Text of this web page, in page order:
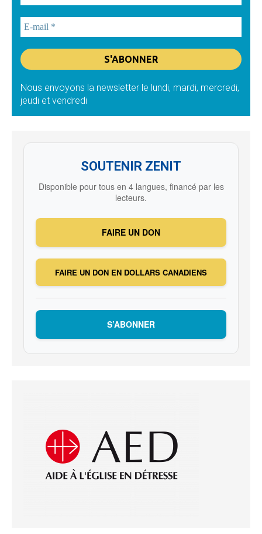
Nous envoyons la newsletter le lundi, mardi, mercredi,
jeudi et vendredi
SOUTENIR ZENIT
Disponible pour tous en 4 langues, financé par les
lecteurs.
FAIRE UN DON
FAIRE UN DON EN DOLLARS CANADIENS
S’ABONNER